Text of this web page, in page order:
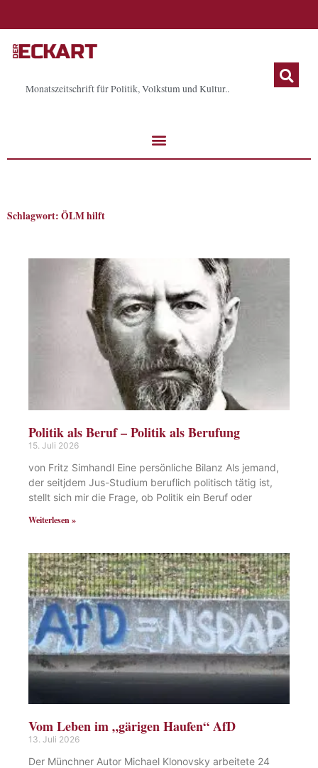
Monatszeitschrift für Politik, Volkstum und Kultur..
Schlagwort: ÖLM hilft
Politik als Beruf – Politik als Berufung
15. Juli 2026
von Fritz Simhandl Eine persönliche Bilanz Als jemand,
der seitjdem Jus-Studium beruflich politisch tätig ist,
stellt sich mir die Frage, ob Politik ein Beruf oder
Weiterlesen »
Vom Leben im „gärigen Haufen“ AfD
13. Juli 2026
Der Münchner Autor Michael Klonovsky arbeitete 24
Seite Seite